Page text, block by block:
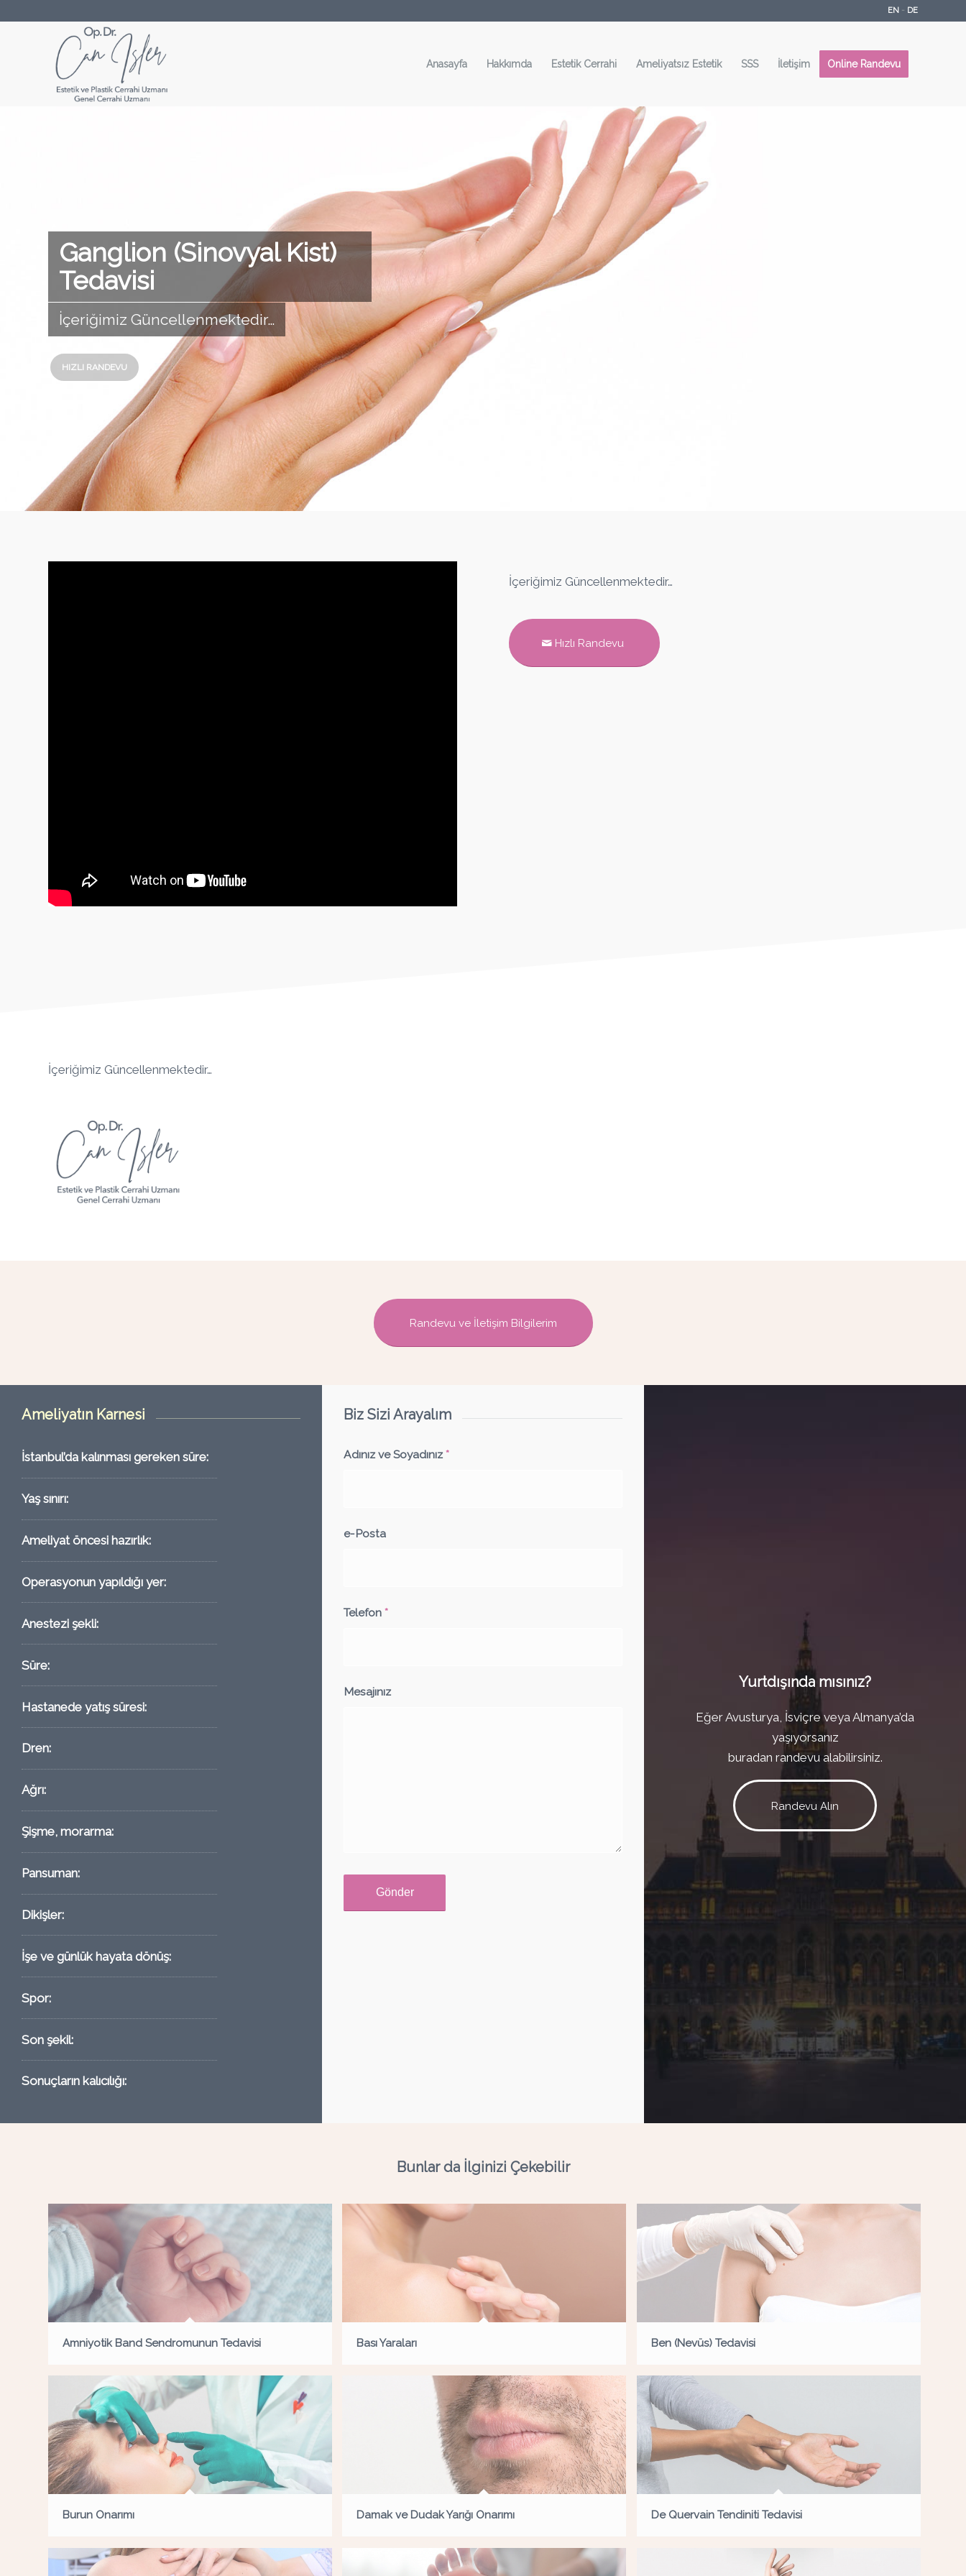
EN - DE
Anasayfa Hakkımda Estetik Cerrahi Ameliyatsız Estetik SSS İletişim Online Randevu
Ganglion (Sinovyal Kist)
Tedavisi
İçeriğimiz Güncellenmektedir…
HIZLI RANDEVU
İçeriğimiz Güncellenmektedir…
Hızlı Randevu
İçeriğimiz Güncellenmektedir…
Randevu ve İletişim Bilgilerim
Ameliyatın Karnesi
İstanbul’da kalınması gereken süre:
Yaş sınırı:
Ameliyat öncesi hazırlık:
Operasyonun yapıldığı yer:
Anestezi şekli:
Süre:
Hastanede yatış süresi:
Dren:
Ağrı:
Şişme, morarma:
Pansuman:
Dikişler:
İşe ve günlük hayata dönüş:
Spor:
Son şekil:
Sonuçların kalıcılığı:
Biz Sizi Arayalım
Adınız ve Soyadınız *
e-Posta
Telefon *
Mesajınız
Yurtdışında mısınız?
Eğer Avusturya, İsviçre veya Almanya’da
yaşıyorsanız
buradan randevu alabilirsiniz.
Randevu Alın
Bunlar da İlginizi Çekebilir
Amniyotik Band Sendromunun Tedavisi Bası Yaraları Ben (Nevüs) Tedavisi
Burun Onarımı Damak ve Dudak Yarığı Onarımı De Quervain Tendiniti Tedavisi